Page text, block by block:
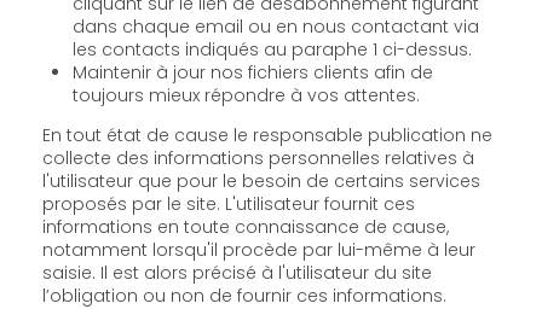
dans chaque email ou en nous contactant via
les contacts indiqués au paraphe 1 ci-dessus.
Maintenir à jour nos fichiers clients afin de
toujours mieux répondre à vos attentes.
En tout état de cause le responsable publication ne
collecte des informations personnelles relatives à
l'utilisateur que pour le besoin de certains services
proposés par le site. L'utilisateur fournit ces
informations en toute connaissance de cause,
notamment lorsqu'il procède par lui-même à leur
saisie. Il est alors précisé à l'utilisateur du site
l’obligation ou non de fournir ces informations.